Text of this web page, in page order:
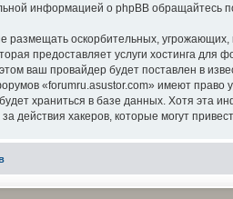
информацией о phpBB обращайтесь
размещать оскорбительных,
предоставляет услуги хостинга
ваш провайдер будет поставлен в
«forumru.asustor.com» имеют право
храниться в базе данных. Хотя эта
действия хакеров, которые могут